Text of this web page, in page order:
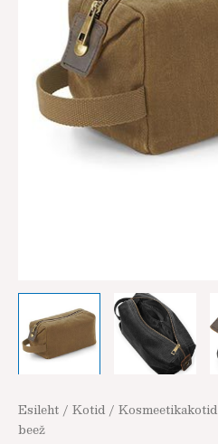
Esileht / Kotid / Kosmeetikakotid
beež